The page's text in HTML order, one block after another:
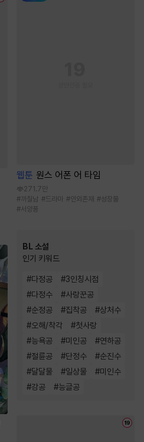
웹툰 원스 어폰 어 타임
271.7만
#까칠남 #드라마 #인외존재 #성장물
#서양풍
BL 소설
인기 키워드
#다정공 #3인칭시점
#다정수 #사랑꾼공
#순정공 #집착공 #상처수
#오해/착각 #첫사랑
#능욕공 #미인공 #연하공
#절륜공 #단정수 #순진수
#달달물 #일상물 #미인수
#강공 #능글공